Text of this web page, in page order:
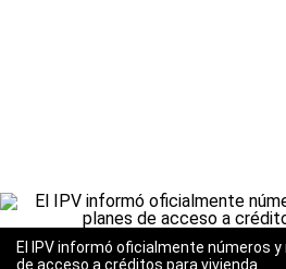
El IPV informó oficialmente números
de acceso a créditos para vivienda.